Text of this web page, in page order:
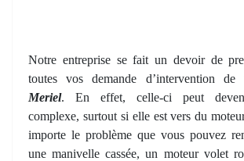
Notre entreprise se fait un devoir de
toutes vos demande d’intervention de
Meriel. En effet, celle-ci peut
complexe, surtout si elle est vers du
importe le problème que vous pouvez
une manivelle cassée, un moteur volet